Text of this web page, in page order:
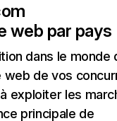
web par pays
dans le monde
web de vos
exploiter les
principale de